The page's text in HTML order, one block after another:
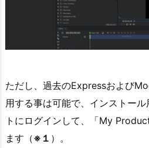
ただし、過去のExpressおよび
用する事は可能で、インストー
トにログインして、「My
ます（※１ ）。